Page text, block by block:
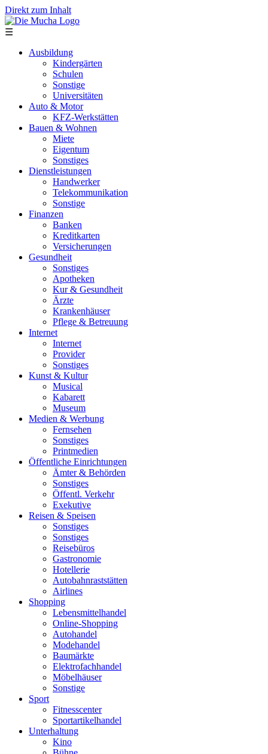
Direkt zum Inhalt
☰
Ausbildung
Kindergärten
Schulen
Sonstige
Universitäten
Auto & Motor
KFZ-Werkstätten
Bauen & Wohnen
Miete
Eigentum
Sonstiges
Dienstleistungen
Handwerker
Telekommunikation
Sonstige
Finanzen
Banken
Kreditkarten
Versicherungen
Gesundheit
Sonstiges
Apotheken
Kur & Gesundheit
Ärzte
Krankenhäuser
Pflege & Betreuung
Internet
Internet
Provider
Sonstiges
Kunst & Kultur
Musical
Kabarett
Museum
Medien & Werbung
Fernsehen
Sonstiges
Printmedien
Öffentliche Einrichtungen
Ämter & Behörden
Sonstiges
Öffentl. Verkehr
Exekutive
Reisen & Speisen
Sonstiges
Sonstiges
Reisebüros
Gastronomie
Hotellerie
Autobahnraststätten
Airlines
Shopping
Lebensmittelhandel
Online-Shopping
Autohandel
Modehandel
Baumärkte
Elektrofachhandel
Möbelhäuser
Sonstige
Sport
Fitnesscenter
Sportartikelhandel
Unterhaltung
Kino